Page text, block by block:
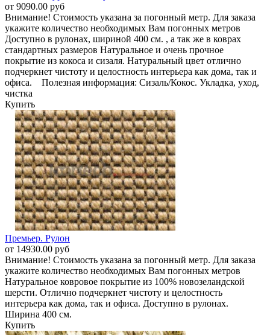
от 9090.00 руб
Внимание! Стоимость указана за погонный метр. Для заказа
укажите количество необходимых Вам погонных метров
Доступно в рулонах, шириной 400 см. , а так же в коврах
стандартных размеров Натуральное и очень прочное
покрытие из кокоса и сизаля. Натуральный цвет отлично
подчеркнет чистоту и целостность интерьера как дома, так и
офиса. Полезная информация: Сизаль/Кокос. Укладка, уход,
чистка
Купить
Премьер. Рулон
от 14930.00 руб
Внимание! Стоимость указана за погонный метр. Для заказа
укажите количество необходимых Вам погонных метров
Натуральное ковровое покрытие из 100% новозеландской
шерсти. Отлично подчеркнет чистоту и целостность
интерьера как дома, так и офиса. Доступно в рулонах.
Ширина 400 см.
Купить